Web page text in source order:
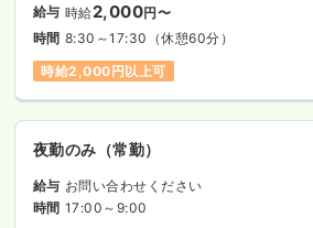
給与 時給2,000円〜
時間 8:30～17:30 （休憩60分）
時給2,000円以上可
夜勤のみ（常勤）
給与 お問い合わせください
時間 17:00～9:00